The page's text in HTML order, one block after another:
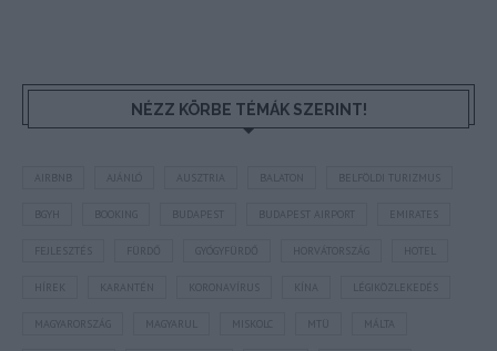
NÉZZ KÖRBE TÉMÁK SZERINT!
AUSZTRIA BALATON BELFÖLDI TURIZMUS
BUDAPEST BUDAPEST AIRPORT EMIRATES
FEJLESZTÉS HORVÁTORSZÁG HOTEL
KARANTÉN LÉGIKÖZLEKEDÉS
MAGYARORSZÁG MTÜ MÁLTA